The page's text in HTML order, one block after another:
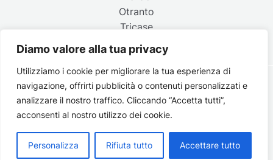
Diamo valore alla tua privacy
Utilizziamo i cookie per migliorare la tua esperienza di
navigazione, offrirti pubblicità o contenuti personalizzati e
analizzare il nostro traffico. Cliccando “Accetta tutti”,
acconsenti al nostro utilizzo dei cookie.
Personalizza Rifiuta tutto Accettare tutto
Otranto
Tricase
Copyright © 2026 Belpaese | Periodico d'informazione del
Salento - P.IVA 4637850753 - Testata registrata il 18 gennaio